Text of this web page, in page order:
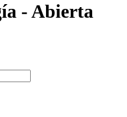
- Abierta